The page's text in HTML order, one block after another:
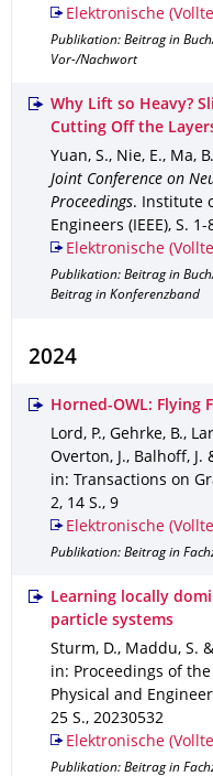
Elektronische
Publikation: Beitrag in
Vor-/Nachwort
Why Lift so Heavy?
Cutting Off the
Yuan, S., Nie, E., Ma,
Joint Conference on
Proceedings.
Institute
Engineers (IEEE), S. 1-
Elektronische
Publikation: Beitrag in
Beitrag in Konferenzband
2024
Horned-OWL: Flying
Lord, P., Gehrke, B.,
Overton, J., Balhoff, J.
in: Transactions on
2, 14 S., 9
Elektronische
Publikation: Beitrag in
Learning locally
particle systems
Sturm, D., Maddu, S.
in: Proceedings of
Physical and
25 S., 20230532
Elektronische
Publikation: Beitrag in